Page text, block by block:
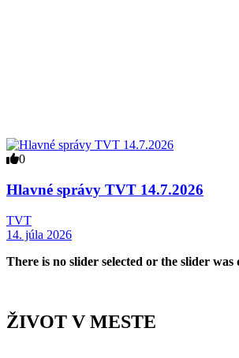
0
Hlavné správy TVT 14.7.2026
TVT
14. júla 2026
There is no slider selected or the slider was
ŽIVOT V MESTE